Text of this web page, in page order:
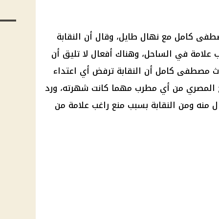
كامل مع نهال طايل، وقال أن النقابة
علامة في الساحل، وهناك أفعال لا تليق أن
مصطفى كامل أن النقابة ترفض أي اعتداء
المصري من أي مطرب مهما كانت شهرته، ورد
منه ومن النقابة بسبب منع راغب علامة من